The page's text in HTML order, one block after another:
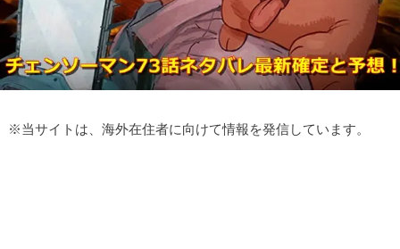
※ 当サイトは、海外在住者に向けて情報を発信しています。